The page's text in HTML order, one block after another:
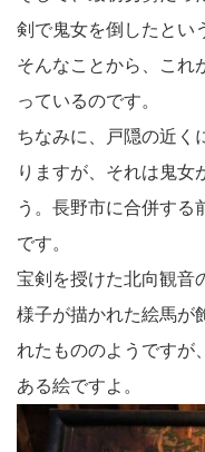
剣で鬼女を倒したとい
そんなことから、これ
っているのです。
ちなみに、戸隠の近く
りますが、それは鬼女
う。長野市に合併する
です。
宝剣を授けた北向観音
様子が描かれた絵馬が
れたもののようですが
ある絵ですよ。